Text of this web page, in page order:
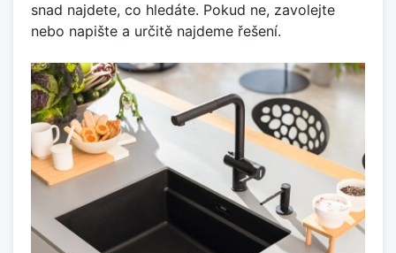
snad najdete, co hledáte. Pokud ne, zavolejte
nebo napište a určitě najdeme řešení.